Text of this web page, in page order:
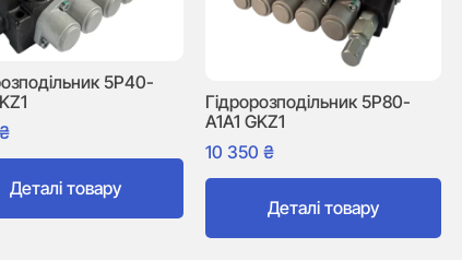
5P40-
₴
Деталі товару
Гідророзподільник 5P80-
A1A1 GKZ1
10 350 ₴
Деталі товару